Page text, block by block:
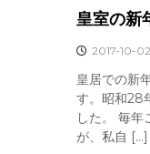
皇室の新
2017-10-02
皇居での新
す。昭和28
した。 毎年
が、私自 […]